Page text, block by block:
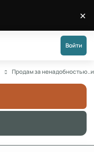
×
Войти
Продам за